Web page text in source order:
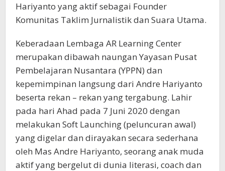
Hariyanto yang aktif sebagai Founder
Komunitas Taklim Jurnalistik dan Suara Utama.
Keberadaan Lembaga AR Learning Center
merupakan dibawah naungan Yayasan Pusat
Pembelajaran Nusantara (YPPN) dan
kepemimpinan langsung dari Andre Hariyanto
beserta rekan – rekan yang tergabung. Lahir
pada hari Ahad pada 7 Juni 2020 dengan
melakukan Soft Launching (peluncuran awal)
yang digelar dan dirayakan secara sederhana
oleh Mas Andre Hariyanto, seorang anak muda
aktif yang bergelut di dunia literasi, coach dan